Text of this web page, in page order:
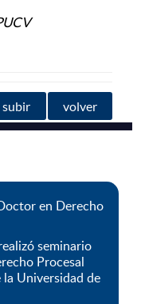
subir volver
en Derecho
seminario
Procesal
la Universidad de